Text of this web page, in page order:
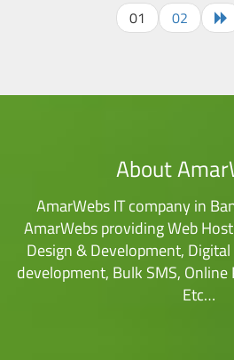
01 02
About
AmarWebs IT company in
AmarWebs providing Web
Design & Development,
development, Bulk SMS, Online
Etc…